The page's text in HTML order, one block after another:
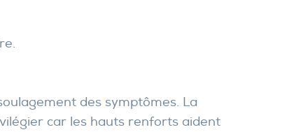
des symptômes. La
car les hauts renforts aident